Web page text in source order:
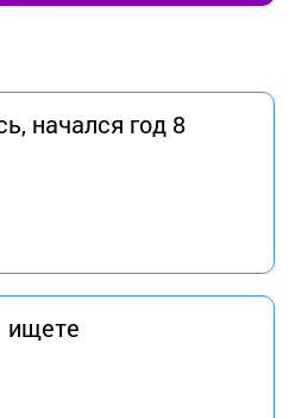
начался год 8
ищете